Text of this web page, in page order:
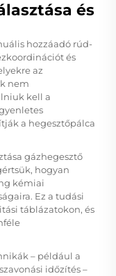
és
hozzáadó rúd-
és
az
nem
kell a
a hegesztőpálca
gázhegesztő
hogyan
kémiai
Ez a tudási
táblázatokon, és
– például a
időzítés –